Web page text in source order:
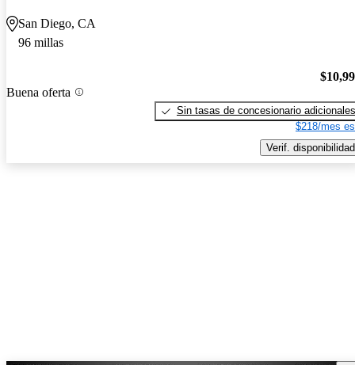
San Diego, CA
96 millas
Buena oferta
Sin tasas de concesionario adicionales
$218/mes
Verif. disponibilidad